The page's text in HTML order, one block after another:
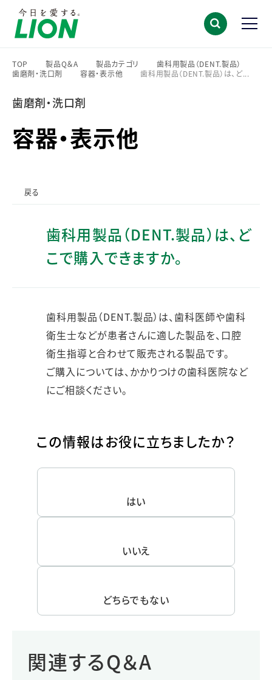
TOP
>
製品Q＆A
>
製品カテゴリ
>
歯科用製品（DENT.製品）
>
歯磨剤・洗口剤
容器・表示他
歯科用製品（DENT.製品）は、ど...
歯磨剤・洗口剤
容器・表示他
戻る
歯科用製品（DENT.製品）は、ど
こで購入できますか。
歯科用製品（DENT.製品）は、歯科医師や歯科
衛生士などが患者さんに適した製品を、口腔
衛生指導と合わせて販売される製品です。
ご購入については、かかりつけの歯科医院など
にご相談ください。
この情報はお役に立ちましたか？
はい
いいえ
どちらでもない
関連するQ＆A